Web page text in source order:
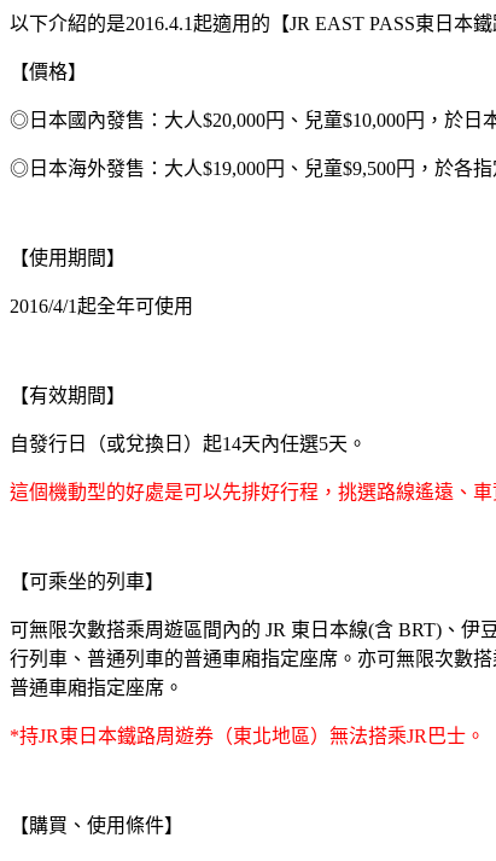
以下介紹的是2016.4.1起適用的【JR EAST PASS東日本
【價格】
◎日本國內發售：大人$20,000円、兒童$10,000円，於日
◎日本海外發售：大人$19,000円、兒童$9,500円，於各
【使用期間】
2016/4/1起全年可使用
【有效期間】
自發行日（或兌換日）起14天內任選5天。
這個機動型的好處是可以先排好行程，挑選路線遙遠、
【可乘坐的列車】
可無限次數搭乘周遊區間內的 JR 東日本線(含 BRT)、
行列車、普通列車的普通車廂指定座席。亦可無限次數
普通車廂指定座席。
*持JR東日本鐵路周遊券（東北地區）無法搭乘JR巴士。
【購買、使用條件】